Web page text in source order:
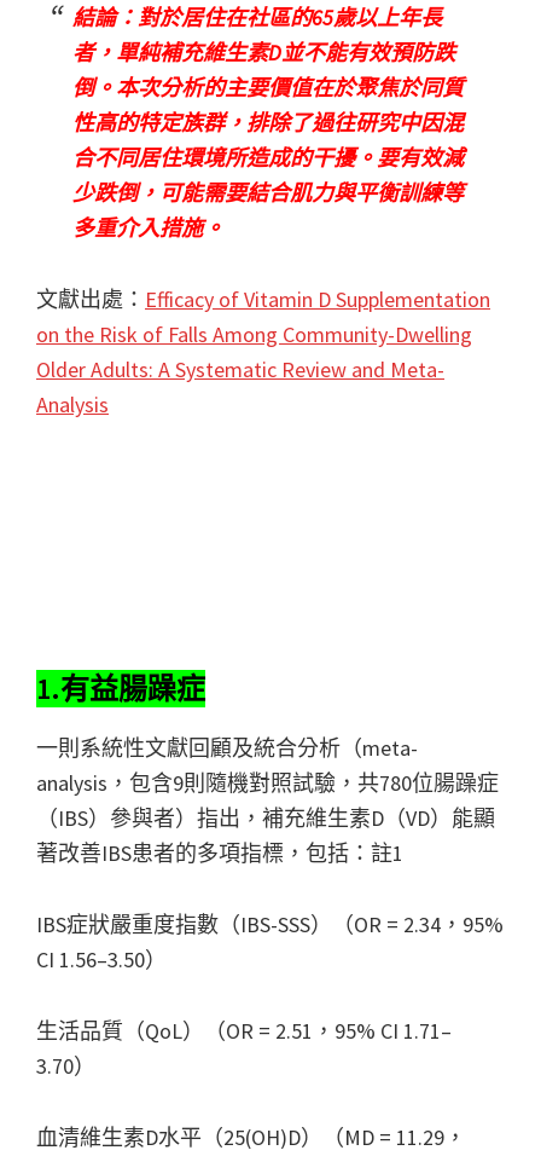
結論：對於居住在社區的65歲以上年長
者，單純補充維生素D並不能有效預防跌
倒。本次分析的主要價值在於聚焦於同質
性高的特定族群，排除了過往研究中因混
合不同居住環境所造成的干擾。要有效減
少跌倒，可能需要結合肌力與平衡訓練等
多重介入措施。
文獻出處： Efficacy of Vitamin D Supplementation
on the Risk of Falls Among Community-Dwelling
Older Adults: A Systematic Review and Meta-
Analysis
1.有益腸躁症
一則系統性文獻回顧及統合分析（meta-
analysis，包含9則隨機對照試驗，共780位腸躁症
（IBS）參與者）指出，補充維生素D（VD）能顯
著改善IBS患者的多項指標，包括：註1
IBS症狀嚴重度指數（IBS-SSS）（OR = 2.34，95%
CI 1.56–3.50）
生活品質（QoL）（OR = 2.51，95% CI 1.71–
3.70）
血清維生素D水平（25(OH)D）（MD = 11.29，